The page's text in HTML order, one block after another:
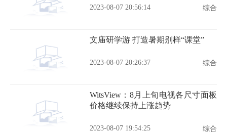
2023-08-07 20:56:14 综合
文庙研学游 打造暑期别样“课堂”
2023-08-07 20:26:37 综合
WitsView：8月上旬电视各尺寸面板
价格继续保持上涨趋势
2023-08-07 19:54:25 综合